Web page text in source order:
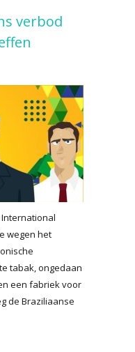
verbod
wegen het
tabak, ongedaan
een fabriek voor
de Braziliaanse